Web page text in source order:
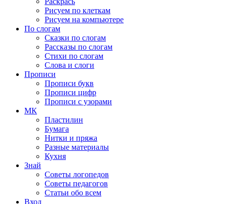
Рисуем по клеткам
Рисуем на компьютере
По слогам
Сказки по слогам
Рассказы по слогам
Стихи по слогам
Слова и слоги
Прописи
Прописи букв
Прописи цифр
Прописи с узорами
МК
Пластилин
Бумага
Нитки и пряжа
Разные материалы
Кухня
Знай
Советы логопедов
Советы педагогов
Статьи обо всем
Вход